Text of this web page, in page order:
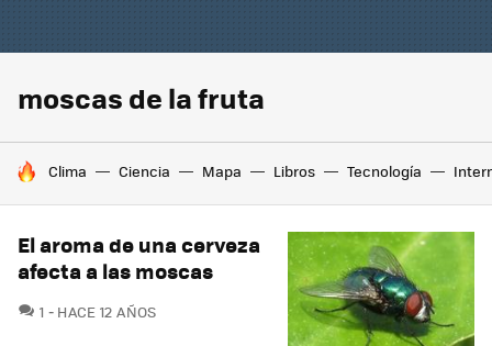
moscas de la fruta
HOY SE HABLA DE
Clima Ciencia Mapa Libros Tecnología
El aroma de una cerveza
afecta a las moscas
1 COMENTARIOS
HACE 12 AÑOS